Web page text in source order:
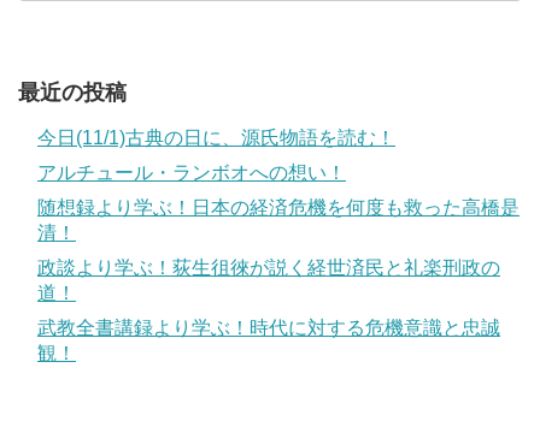
最近の投稿
今日(11/1)古典の日に、源氏物語を読む！
アルチュール・ランボオへの想い！
随想録より学ぶ！日本の経済危機を何度も救った高橋是
清！
政談より学ぶ！荻生徂徠が説く経世済民と礼楽刑政の
道！
武教全書講録より学ぶ！時代に対する危機意識と忠誠
観！